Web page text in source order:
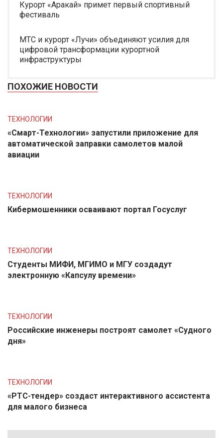
Курорт «Аракай» примет первый спортивный
фестиваль
МТС и курорт «Лучи» объединяют усилия для
цифровой трансформации курортной
инфраструктуры
ПОХОЖИЕ НОВОСТИ
ТЕХНОЛОГИИ
«Смарт-Технологии» запустили приложение для
автоматической заправки самолетов малой
авиации
ТЕХНОЛОГИИ
Кибермошенники осваивают портал Госуслуг
ТЕХНОЛОГИИ
Студенты МИФИ, МГИМО и МГУ создадут
электронную «Капсулу времени»
ТЕХНОЛОГИИ
Российские инженеры построят самолет «Судного
дня»
ТЕХНОЛОГИИ
«РТС-тендер» создаст интерактивного ассистента
для малого бизнеса